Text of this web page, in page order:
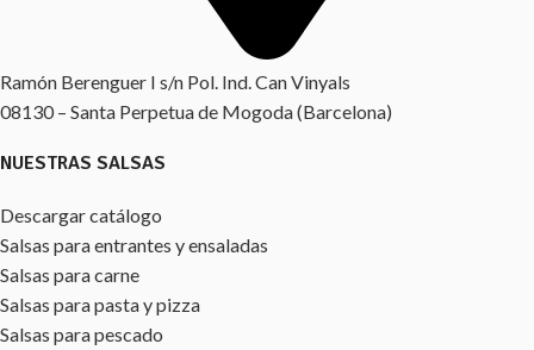
Ramón Berenguer I s/n Pol. Ind. Can Vinyals
08130 – Santa Perpetua de Mogoda (Barcelona)
NUESTRAS SALSAS
Descargar catálogo
Salsas para entrantes y ensaladas
Salsas para carne
Salsas para pasta y pizza
Salsas para pescado